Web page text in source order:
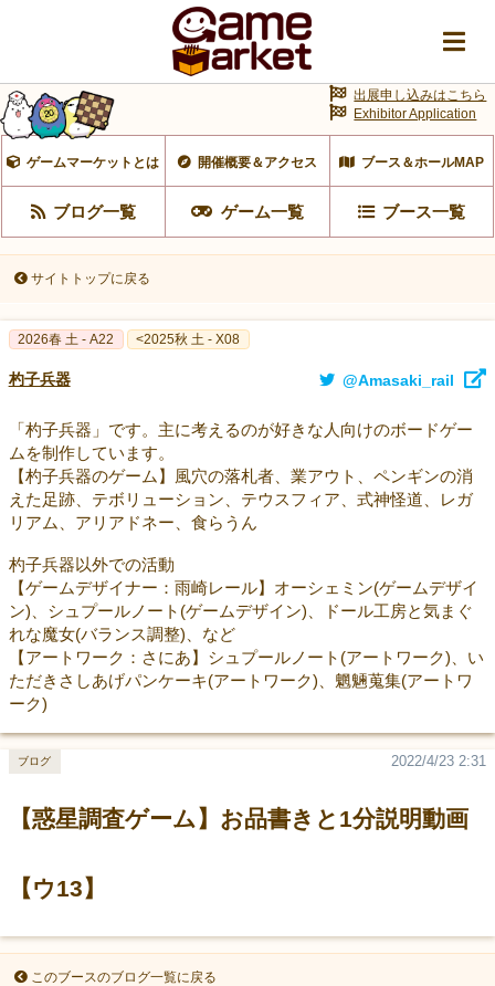
ゲームマーケットとは 開催概要＆アクセス ブース＆ホールMAP
ブログ一覧 ゲーム一覧 ブース一覧
出展申し込みはこちら
Exhibitor Application
サイトトップに戻る
2026春 土 - A22 <2025秋 土 - X08
杓子兵器 @Amasaki_rail
「杓子兵器」です。主に考えるのが好きな人向けのボードゲー
ムを制作しています。
【杓子兵器のゲーム】風穴の落札者、業アウト、ペンギンの消
えた足跡、テボリューション、テウスフィア、式神怪道、レガ
リアム、アリアドネー、食らうん
杓子兵器以外での活動
【ゲームデザイナー：雨崎レール】オーシェミン(ゲームデザイ
ン)、シュプールノート(ゲームデザイン)、ドール工房と気まぐ
れな魔女(バランス調整)、など
【アートワーク：さにあ】シュプールノート(アートワーク)、い
ただきさしあげパンケーキ(アートワーク)、魍魎蒐集(アートワ
ーク)
【惑星調査ゲーム】お品書きと1分説明動画
【ウ13】
2022/4/23 2:31
ブログ
このブースのブログ一覧に戻る